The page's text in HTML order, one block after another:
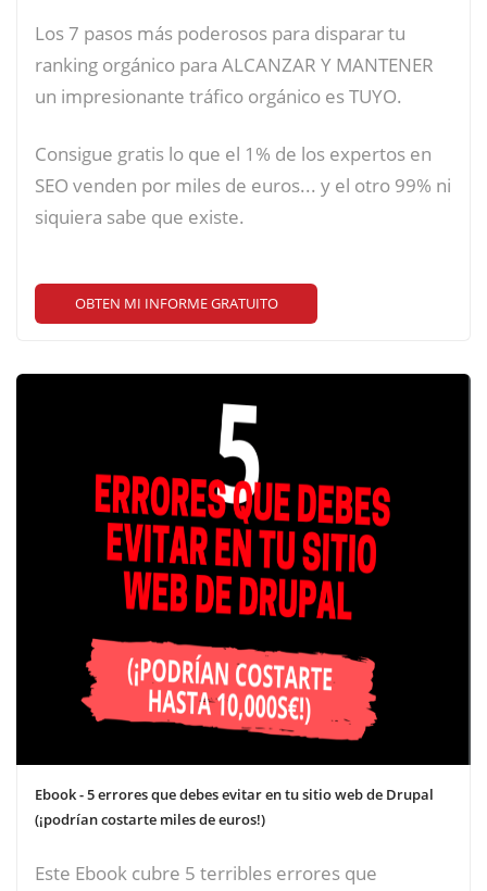
Los 7 pasos más poderosos para disparar tu
ranking orgánico para ALCANZAR Y MANTENER
un impresionante tráfico orgánico es TUYO.
Consigue gratis lo que el 1% de los expertos en
SEO venden por miles de euros... y el otro 99% ni
siquiera sabe que existe.
OBTEN MI INFORME GRATUITO
Ebook - 5 errores que debes evitar en tu sitio web de Drupal
(¡podrían costarte miles de euros!)
Este Ebook cubre 5 terribles errores que